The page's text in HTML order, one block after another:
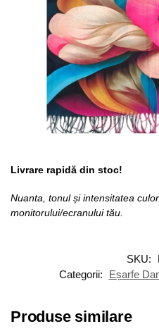
Livrare rapidă din stoc!
Nuanta, tonul și intensitatea
monitorului/ecranului tău.
SKU:
Categorii:
Eșarfe
Produse similare